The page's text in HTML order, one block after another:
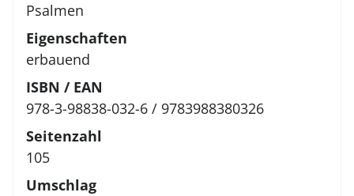
Psalmen
Eigenschaften
erbauend
ISBN / EAN
978-3-98838-032-6 / 9783988380326
Seitenzahl
105
Umschlag